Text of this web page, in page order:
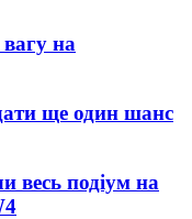
на
ще один шанс
весь подіум на
4